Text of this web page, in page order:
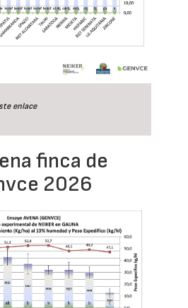
enlace
finca de
2026